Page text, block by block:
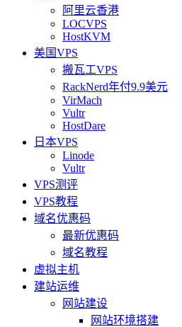
阿里云香港
LOCVPS
HostKVM
美国VPS
搬瓦工VPS
RackNerd年付9.9美元
VirMach
Vultr
HostDare
日本VPS
Linode
Vultr
VPS测评
VPS教程
域名优惠码
最新优惠码
域名教程
虚拟主机
建站运维
网站建设
网站环境搭建